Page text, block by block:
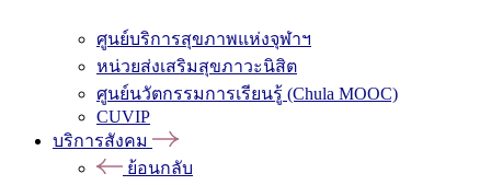
ศูนย์บริการสุขภาพแห่งจุฬาฯ
หน่วยส่งเสริมสุขภาวะนิสิต
ศูนย์นวัตกรรมการเรียนรู้ (Chula MOOC)
CUVIP
บริการสังคม
ย้อนกลับ